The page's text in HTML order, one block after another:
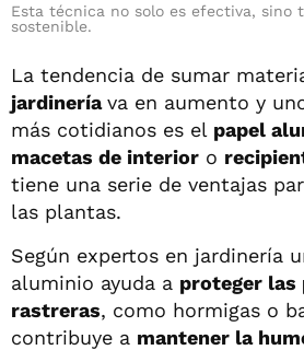
Esta técnica no solo es efectiva, sino
sostenible.
La tendencia de sumar
jardineríava en aumento y
más cotidianos es el papel
macetas de interior o
tiene una serie de ventajas
las plantas.
Según expertos en jardinería
aluminio ayuda a proteger las
rastreras, como hormigas o
contribuye a mantener la